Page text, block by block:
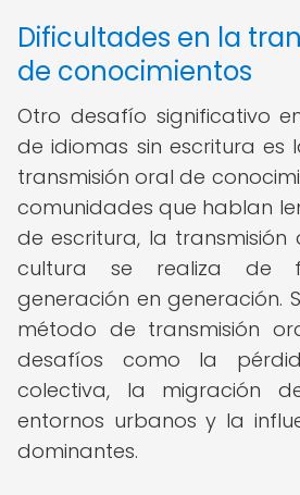
Dificultades en la
de conocimientos
Otro desafío significativo
de idiomas sin escritura es
transmisión oral de
comunidades que hablan
de escritura, la
cultura se realiza de
generación en generación.
método de transmisión
desafíos como la
colectiva, la migración
entornos urbanos y la
dominantes.